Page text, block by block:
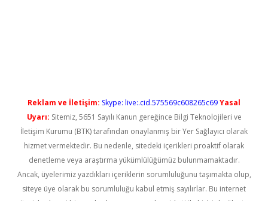
Reklam ve İletişim: Skype: live:.cid.575569c608265c69Yasal
Uyarı: Sitemiz, 5651 Sayılı Kanun gereğince Bilgi Teknolojileri ve
İletişim Kurumu (BTK) tarafından onaylanmış bir Yer Sağlayıcı olarak
hizmet vermektedir. Bu nedenle, sitedeki içerikleri proaktif olarak
denetleme veya araştırma yükümlülüğümüz bulunmamaktadır.
Ancak, üyelerimiz yazdıkları içeriklerin sorumluluğunu taşımakta olup,
siteye üye olarak bu sorumluluğu kabul etmiş sayılırlar. Bu internet